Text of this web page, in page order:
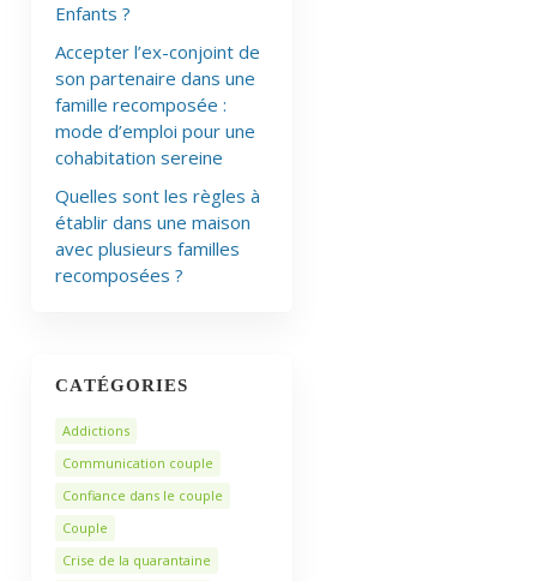
Enfants ?
Accepter l’ex-conjoint de
son partenaire dans une
famille recomposée :
mode d’emploi pour une
cohabitation sereine
Quelles sont les règles à
établir dans une maison
avec plusieurs familles
recomposées ?
CATÉGORIES
Addictions
Communication couple
Confiance dans le couple
Couple
Crise de la quarantaine